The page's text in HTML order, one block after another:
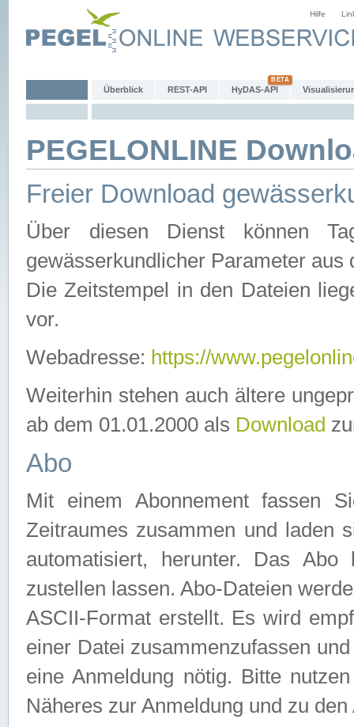
Hilfe
Überblick REST-API HyDAS-API
PEGELONLINE
Freier Download
Über diesen Dienst können
gewässerkundlicher Parameter aus
Die Zeitstempel in den Dateien
vor.
Webadresse: https://
Weiterhin stehen auch ältere
ab dem 01.01.2000 als Download
Abo
Mit einem Abonnement fassen
Zeitraumes zusammen und laden
automatisiert, herunter. Das
zustellen lassen. Abo-Dateien
ASCII-Format erstellt. Es wird
einer Datei zusammenzufassen
eine Anmeldung nötig. Bitte
Näheres zur Anmeldung und zu